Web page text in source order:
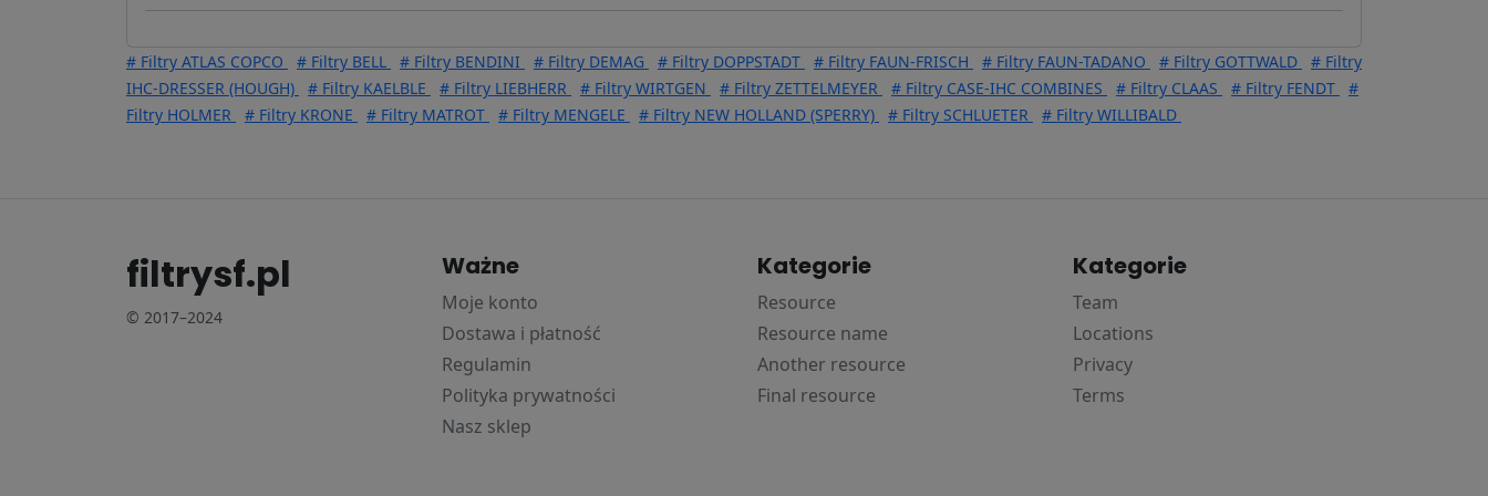
# Filtry ATLAS COPCO # Filtry BELL # Filtry BENDINI # Filtry DEMAG # Filtry DOPPSTADT # Filtry FAUN-FRISCH # Filtry FAUN-TADANO # Filtry GOTTWALD
# Filtry
IHC-DRESSER (HOUGH)
# Filtry KAELBLE # Filtry LIEBHERR # Filtry WIRTGEN # Filtry ZETTELMEYER # Filtry CASE-IHC COMBINES # Filtry CLAAS # Filtry FENDT
#
Filtry HOLMER
# Filtry KRONE # Filtry MATROT # Filtry MENGELE # Filtry NEW HOLLAND (SPERRY) # Filtry SCHLUETER # Filtry WILLIBALD
filtrysf.pl
© 2017–2024
Ważne
Moje konto
Dostawa i płatność
Regulamin
Polityka prywatności
Nasz sklep
Kategorie
Resource
Resource name
Another resource
Final resource
Kategorie
Team
Locations
Privacy
Terms